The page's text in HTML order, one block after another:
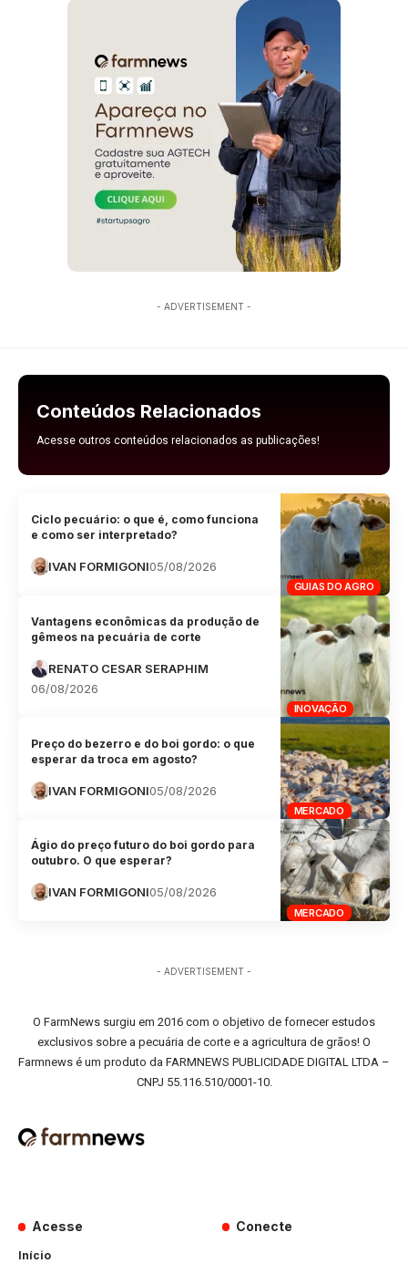
- ADVERTISEMENT -
Conteúdos Relacionados
Acesse outros conteúdos relacionados as publicações!
GUIAS DO AGRO
Ciclo pecuário: o que é, como funciona
e como ser interpretado?
IVAN FORMIGONI05/08/2026
INOVAÇÃO
Vantagens econômicas da produção de
gêmeos na pecuária de corte
RENATO CESAR SERAPHIM
06/08/2026
MERCADO
Preço do bezerro e do boi gordo: o que
esperar da troca em agosto?
IVAN FORMIGONI05/08/2026
MERCADO
Ágio do preço futuro do boi gordo para
outubro. O que esperar?
IVAN FORMIGONI05/08/2026
- ADVERTISEMENT -
O FarmNews surgiu em 2016 com o objetivo de fornecer estudos
exclusivos sobre a pecuária de corte e a agricultura de grãos! O
Farmnews é um produto da FARMNEWS PUBLICIDADE DIGITAL LTDA –
CNPJ 55.116.510/0001-10.
Acesse
Início
Conecte